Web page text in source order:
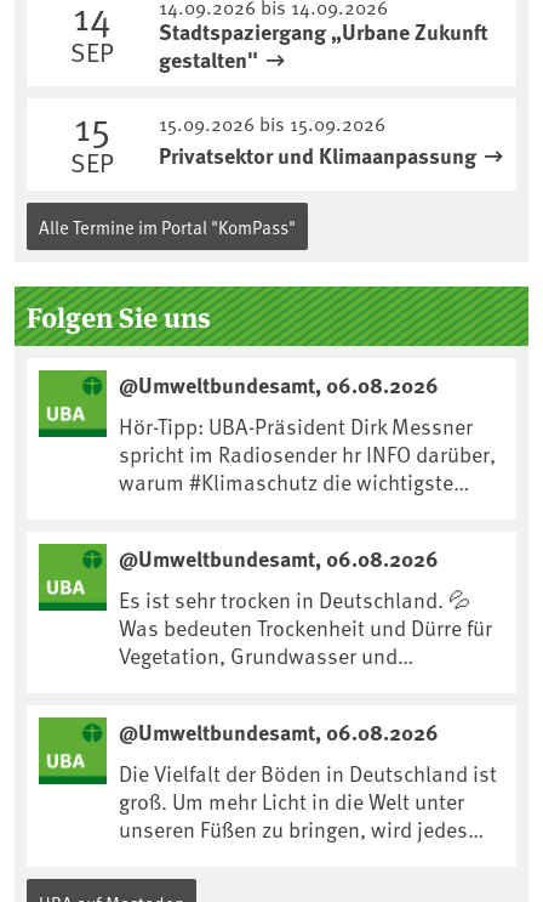
14
SEP
14.09.2026 bis 14.09.2026
Stadtspaziergang „Urbane Zukunft
gestalten"
15
SEP
15.09.2026 bis 15.09.2026
Privatsektor und Klimaanpassung
Alle Termine im Portal "KomPass"
Folgen Sie uns
@Umweltbundesamt, 06.08.2026
Hör-Tipp: UBA-Präsident Dirk Messner
spricht im Radiosender hr INFO darüber,
warum #Klimaschutz die wichtigste
https://www.ardsounds.de/episode/urn
:ard:episode:0e7cf1c4b819c26d/
@Umweltbundesamt, 06.08.2026
Es ist sehr trocken in Deutschland. 💦
Was bedeuten Trockenheit und Dürre für
Vegetation, Grundwasser und
anpassen?🤔Antworten auf diese und
weitere Fragen auf unserer Webseite:
www.uba.de/trockenheit #Trockenheit
#Klimawandel
@Umweltbundesamt, 06.08.2026
Die Vielfalt der Böden in Deutschland ist
groß. Um mehr Licht in die Welt unter
unseren Füßen zu bringen, wird jedes
Internationalen Tag des Bodens, der